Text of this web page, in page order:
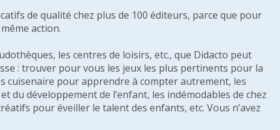
de qualité chez plus de 100 éditeurs, parce que pour
action.
les centres de loisirs, etc., que Didacto peut
: trouver pour vous les jeux les plus pertinents pour la
cuisenaire pour apprendre à compter autrement, les
du développement de l’enfant, les indémodables de chez
pour éveiller le talent des enfants, etc. Vous n’avez